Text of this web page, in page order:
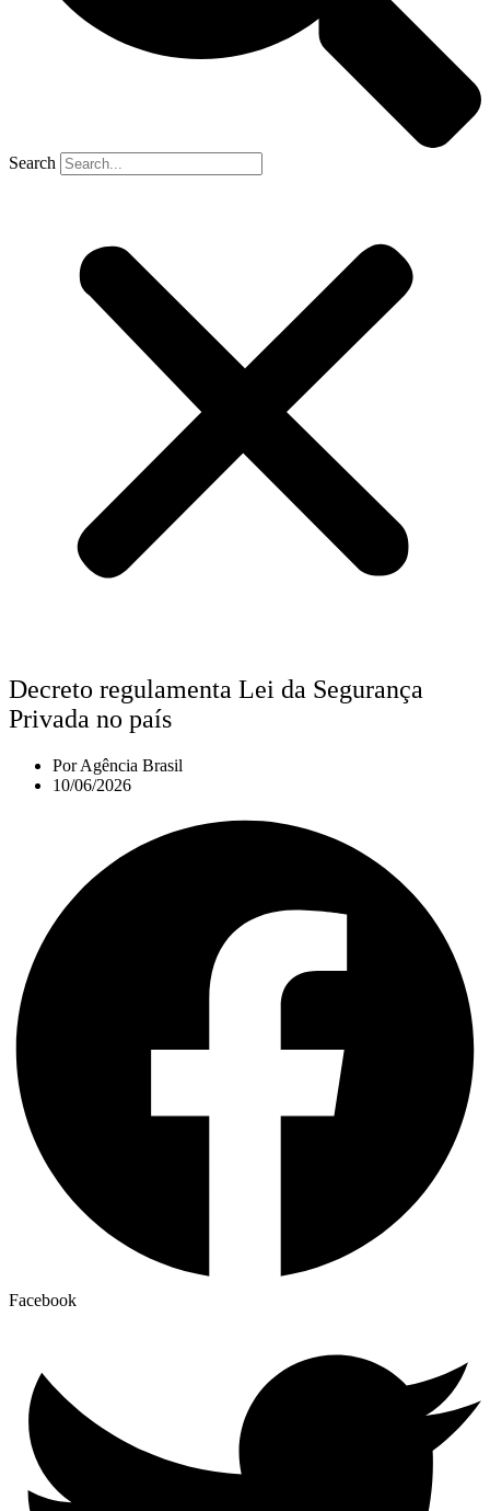
Search
Decreto regulamenta Lei da Segurança
Privada no país
PorAgência Brasil
10/06/2026
Facebook